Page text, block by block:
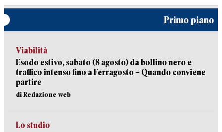
Primo piano
Viabilità
Esodo estivo, sabato (8 agosto) da bollino nero e
traffico intenso fino a Ferragosto – Quando conviene
partire
di Redazione web
Lo studio